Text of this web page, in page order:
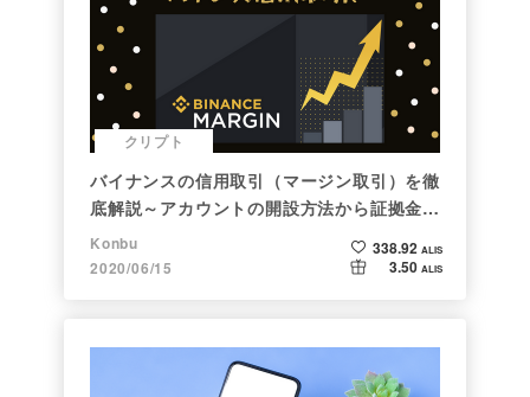
クリプト
バイナンスの信用取引（マージン取引）を徹
底解説～アカウントの開設方法から証拠金計
算例まで～
Konbu
2020/06/15
338.92 ALIS
3.50 ALIS